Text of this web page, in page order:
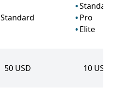
Standard
Standard
Pro
Elite
50 USD 10 USD